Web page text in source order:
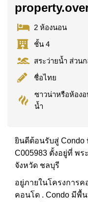
2 ห้องนอน
ชั้น 4
สระว่ายน้ำ ส่วนก
ชื่อไทย
ซาวน่าหรือห้องอ
น้ำ
ยินดีต้อนรับสู่ Condo
C005983 ตั้งอยู่ที่ พร
จังหวัด ชลบุรี
อยู่ภายในโครงการค
คอนโด . Condo มีพื้